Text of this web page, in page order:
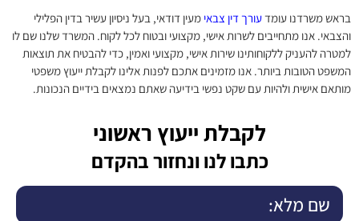
בראש משרדנו עומדעורך דין צבאי מעין דודאי, בעל ניסיון עשיר בדין הפלילי
והצבאי. אנו מתחייבים לשרות אישי, מקצועי ובטוח לכל לקוח. המשרד שלנו שם לו
למטרה להעניק ללקוחותינו שירות אישי, מקצועי ואמין, כדי להבטיח את תוצאות
המשפט הטובות ביותר. אנו מזמינים אתכם לפנות אלינו לקבלת ייעוץ משפטי
מותאם אישית ולהיות עם שקט נפשי בידיעה שאתם נמצאים בידיים הנכונות.
לקבלת ייעוץ ראשוני
כתבו לנו ונחזור בהקדם